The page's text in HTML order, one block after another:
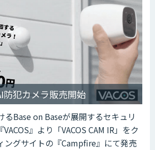
防犯カメラ販売開始
るBase on Baseが展開するセキュリ
』より「VACOS CAM IR」をク
ングサイトの『Campfire』にて発売